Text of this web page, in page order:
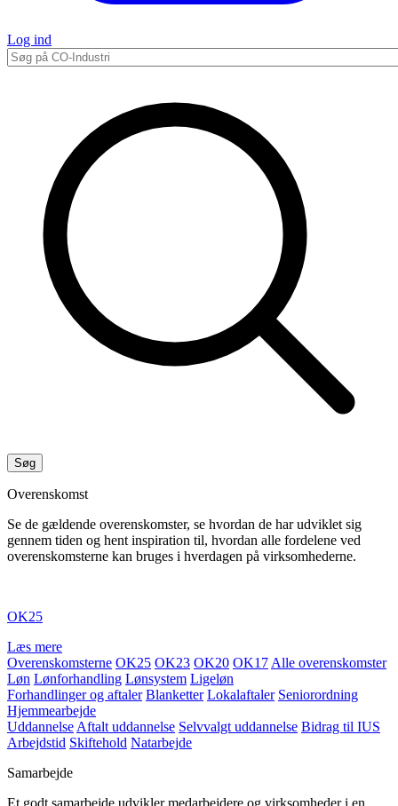
Log ind
Overenskomst
Se de gældende overenskomster, se hvordan de har udviklet sig
gennem tiden og hent inspiration til, hvordan alle fordelene ved
overenskomsterne kan bruges i hverdagen på virksomhederne.
OK25
Læs mere
Overenskomsterne OK25 OK23 OK20 OK17 Alle overenskomster
Løn Lønforhandling Lønsystem Ligeløn
Forhandlinger og aftaler Blanketter Lokalaftaler Seniorordning
Hjemmearbejde
Uddannelse Aftalt uddannelse Selvvalgt uddannelse Bidrag til IUS
Arbejdstid Skiftehold Natarbejde
Samarbejde
Et godt samarbejde udvikler medarbejdere og virksomheder i en